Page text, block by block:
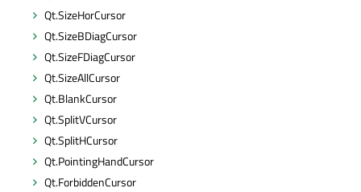
Qt.SizeHorCursor
Qt.SizeBDiagCursor
Qt.SizeFDiagCursor
Qt.SizeAllCursor
Qt.BlankCursor
Qt.SplitVCursor
Qt.SplitHCursor
Qt.PointingHandCursor
Qt.ForbiddenCursor